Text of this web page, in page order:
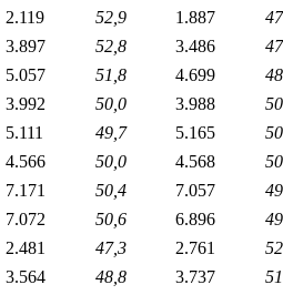
2.119 52,9 1.887
3.897 52,8 3.486
5.057 51,8 4.699
3.992 50,0 3.988
5.111 49,7 5.165
4.566 50,0 4.568
7.171 50,4 7.057
7.072 50,6 6.896
2.481 47,3 2.761
3.564 48,8 3.737